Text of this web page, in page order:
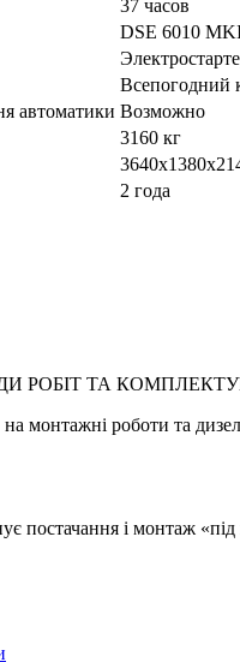
37 часов
DSE 6010
Всепогодний
автоматики Возможно
3160 кг
2 года
РОБІТ ТА
на монтажні роботи та
постачання і монтаж «під